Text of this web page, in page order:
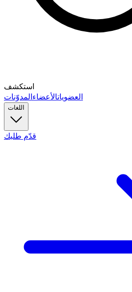
استكشف
العضوياتالأعضاءالمدوّنات
اللغات
قدّم طلبك